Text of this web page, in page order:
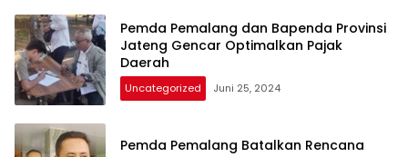
Pemda Pemalang dan Bapenda Provinsi
Jateng Gencar Optimalkan Pajak
Daerah
Uncategorized Juni 25, 2024
Pemda Pemalang Batalkan Rencana